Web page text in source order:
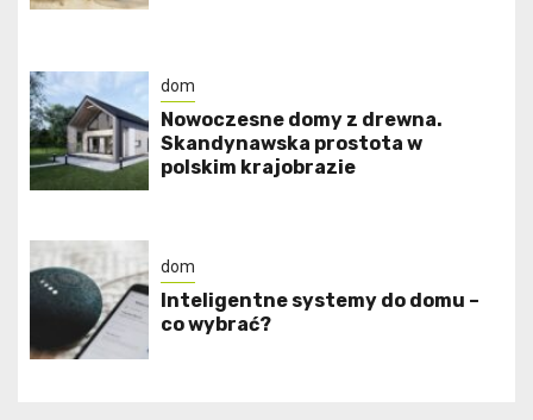
dom
Nowoczesne domy z drewna.
Skandynawska prostota w
polskim krajobrazie
dom
Inteligentne systemy do domu –
co wybrać?